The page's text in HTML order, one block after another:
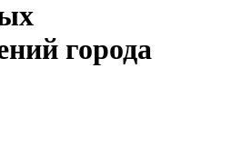
города